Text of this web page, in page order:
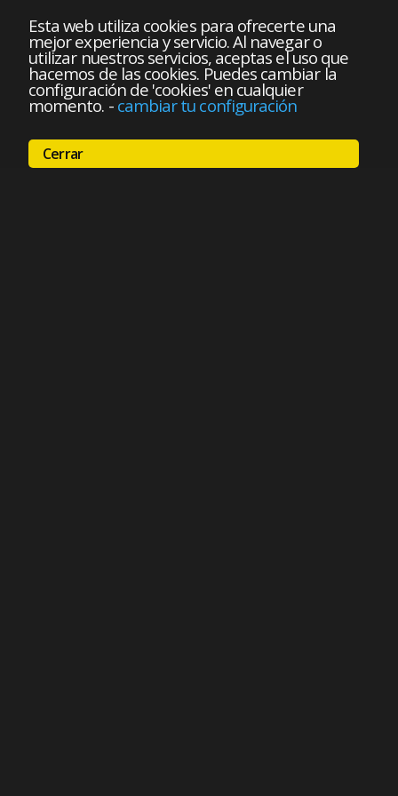
Esta web utiliza cookies para ofrecerte una
mejor experiencia y servicio. Al navegar o
utilizar nuestros servicios, aceptas el uso que
hacemos de las cookies. Puedes cambiar la
configuración de 'cookies' en cualquier
momento. - cambiar tu configuración
Cerrar